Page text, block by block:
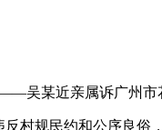
吴某近亲属诉广州市
村规民约和公序良